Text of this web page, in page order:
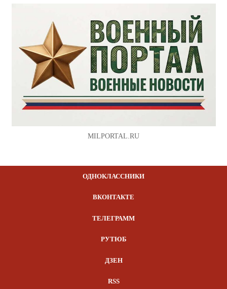
MILPORTAL.RU
ОДНОКЛАССНИКИ
ВКОНТАКТЕ
ТЕЛЕГРАММ
РУТЮБ
ДЗЕН
RSS